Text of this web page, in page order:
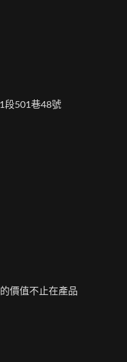
段501巷48號
價值不止在產品